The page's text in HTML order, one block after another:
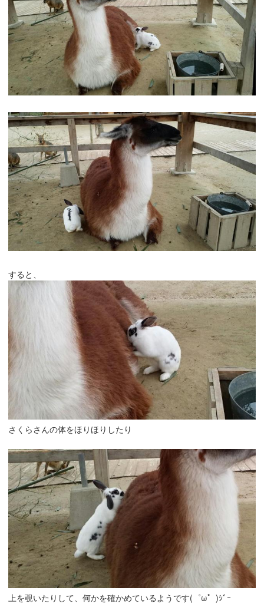
すると、
さくらさんの体をほりほりしたり
上を覗いたりして、何かを確かめているようです(゜ω゜)ｼﾞｰ